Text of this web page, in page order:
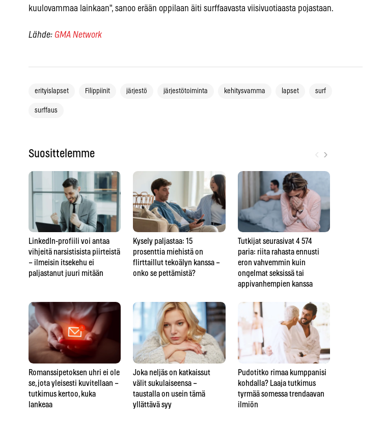
kuulovammaa lainkaan", sanoo erään oppilaan äiti surffaavasta viisivuotiaasta pojastaan.
Lähde: GMA Network
erityislapset Filippiinit järjestö järjestötoiminta kehitysvamma lapset surf
surffaus
Suosittelemme ›
LinkedIn-profiili voi antaa
vihjeitä narsistisista piirteistä
– ilmeisin itsekehu ei
paljastanut juuri mitään
Romanssipetoksen uhri ei ole
se, jota yleisesti kuvitellaan –
tutkimus kertoo, kuka
lankeaa
Kysely paljastaa: 15
prosenttia miehistä on
flirttaillut tekoälyn kanssa –
onko se pettämistä?
Joka neljäs on katkaissut
välit sukulaiseensa –
taustalla on usein tämä
yllättävä syy
Tutkijat seurasivat 4 574
paria: riita rahasta ennusti
eron vahvemmin kuin
ongelmat seksissä tai
appivanhempien kanssa
Pudotitko rimaa kumppanisi
kohdalla? Laaja tutkimus
tyrmää somessa trendaavan
ilmiön